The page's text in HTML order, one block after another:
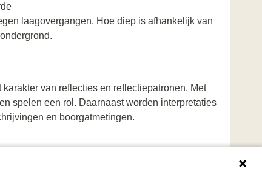
laagovergangen. Hoe diep is afhankelijk van
van reflecties en reflectiepatronen. Met
spelen een rol. Daarnaast worden interpretaties
en boorgatmetingen.